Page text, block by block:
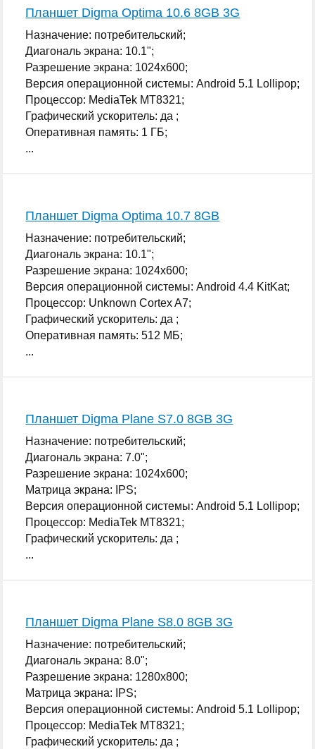
Планшет Digma Optima 10.6 8GB 3G
Назначение: потребительский;
Диагональ экрана: 10.1";
Разрешение экрана: 1024x600;
Версия операционной системы: Android 5.1 Lollipop;
Процессор: MediaTek MT8321;
Графический ускоритель: да ;
Оперативная память: 1 ГБ;
...
Планшет Digma Optima 10.7 8GB
Назначение: потребительский;
Диагональ экрана: 10.1";
Разрешение экрана: 1024x600;
Версия операционной системы: Android 4.4 KitKat;
Процессор: Unknown Cortex A7;
Графический ускоритель: да ;
Оперативная память: 512 МБ;
...
Планшет Digma Plane S7.0 8GB 3G
Назначение: потребительский;
Диагональ экрана: 7.0";
Разрешение экрана: 1024x600;
Матрица экрана: IPS;
Версия операционной системы: Android 5.1 Lollipop;
Процессор: MediaTek MT8321;
Графический ускоритель: да ;
...
Планшет Digma Plane S8.0 8GB 3G
Назначение: потребительский;
Диагональ экрана: 8.0";
Разрешение экрана: 1280x800;
Матрица экрана: IPS;
Версия операционной системы: Android 5.1 Lollipop;
Процессор: MediaTek MT8321;
Графический ускоритель: да ;